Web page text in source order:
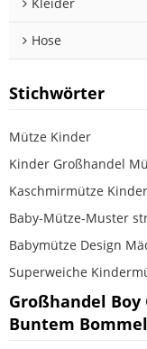
Hose
Stichwörter
Mütze Kinder
Kinder Großhandel
Kaschmirmütze Kinder
Baby-Mütze-Muster
Babymütze Design
Superweiche
Großhandel
Buntem Bommel